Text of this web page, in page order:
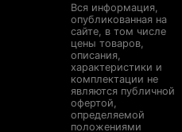
Вся информация,
опубликованная на
сайте, в том числе
цены товаров,
описания,
характеристики и
комплектации не
являются публичной
офертой,
определяемой
положениями